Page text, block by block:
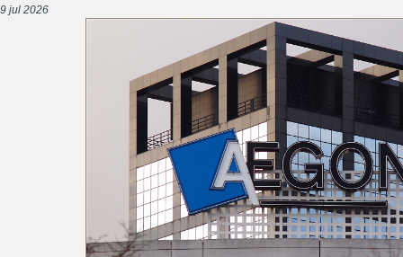
9 jul 2026